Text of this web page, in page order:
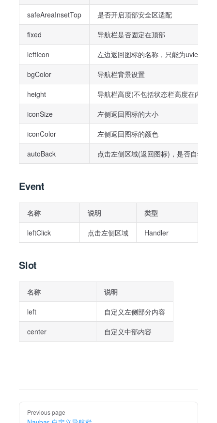
safeAreaInsetTop 是否开启顶部安全区适配
fixed 导航栏是否固定在顶部
leftIcon 左边返回图标的名称，只能为uview-
bgColor 导航栏背景设置
height 导航栏高度(不包括状态栏高度在内，
iconSize 左侧返回图标的大小
iconColor 左侧返回图标的颜色
autoBack 点击左侧区域(返回图标)，是否自动返
Event
名称 说明 类型
leftClick 点击左侧区域 Handler
Slot
名称 说明
left 自定义左侧部分内容
center 自定义中部内容
PagerPrevious page